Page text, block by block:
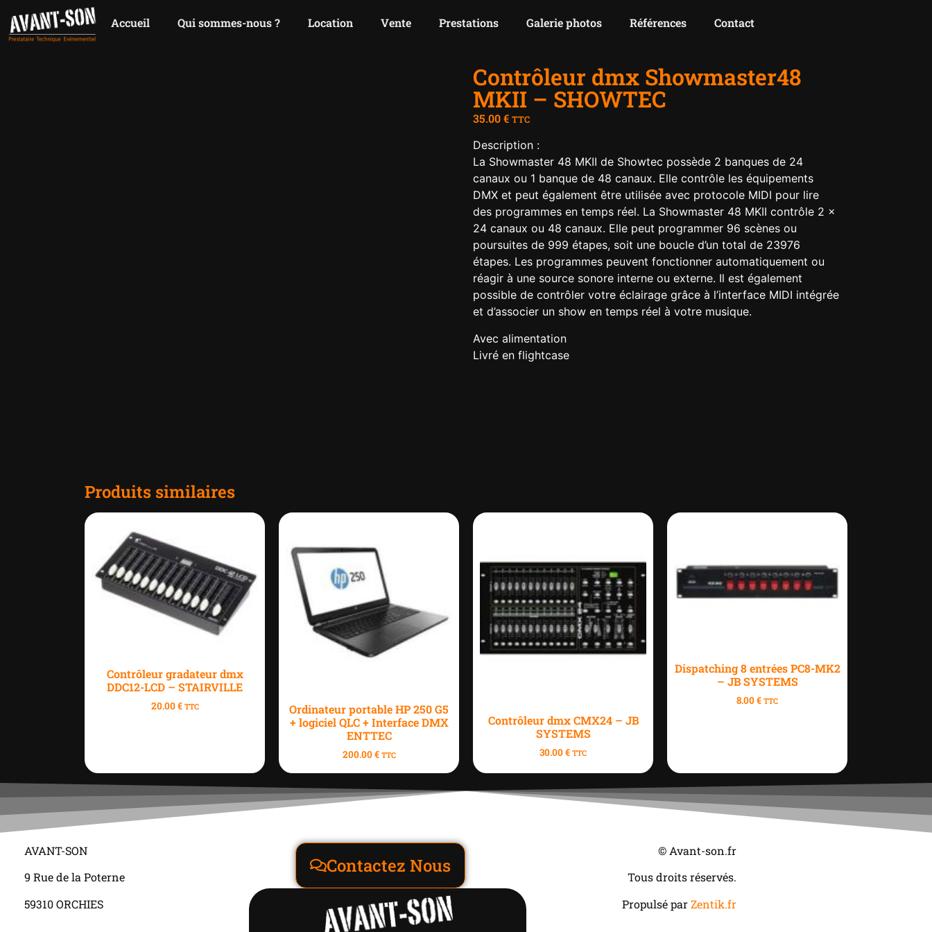
Accueil Qui sommes-nous ? Location Vente Prestations Galerie photos Références Contact
Contrôleur dmx Showmaster48
MKII – SHOWTEC
35.00€ TTC
Description :
La Showmaster 48 MKII de Showtec possède 2 banques de 24
canaux ou 1 banque de 48 canaux. Elle contrôle les équipements
DMX et peut également être utilisée avec protocole MIDI pour lire
des programmes en temps réel. La Showmaster 48 MKII contrôle 2 x
24 canaux ou 48 canaux. Elle peut programmer 96 scènes ou
poursuites de 999 étapes, soit une boucle d’un total de 23976
étapes. Les programmes peuvent fonctionner automatiquement ou
réagir à une source sonore interne ou externe. Il est également
possible de contrôler votre éclairage grâce à l’interface MIDI intégrée
et d’associer un show en temps réel à votre musique.
Avec alimentation
Livré en flightcase
Produits similaires
Contrôleur gradateur dmx
DDC12-LCD – STAIRVILLE
20.00€ TTC
Ordinateur portable HP 250 G5
+ logiciel QLC + Interface DMX
ENTTEC
200.00€ TTC
Contrôleur dmx CMX24 – JB
SYSTEMS
30.00€ TTC
Dispatching 8 entrées PC8-MK2
– JB SYSTEMS
8.00€ TTC
AVANT-SON
9 Rue de la Poterne
59310 ORCHIES
Contactez Nous
© Avant-son.fr
Tous droits réservés.
Propulsé parZentik.fr